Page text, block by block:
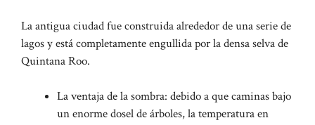
La antigua ciudad fue construida alrededor de una serie de
lagos y está completamente engullida por la densa selva de
Quintana Roo.
La ventaja de la sombra: debido a que caminas bajo
un enorme dosel de árboles, la temperatura en